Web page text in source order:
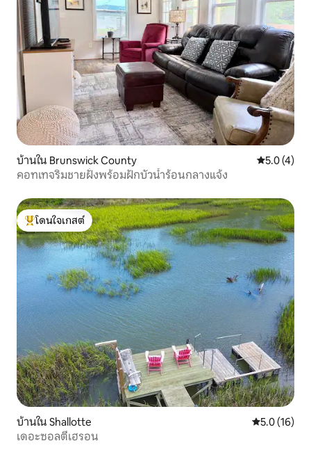
บ้านใน Brunswick County คะแนนเฉลี่
5.0 (4)
คอทเทจริมชายฝั่งพร้อมฝักบัวน้ำร้อนกลางแจ้ง
โดนใจเกสต์ที่สุด
โดนใจเกสต์
บ้านใน Shallotte คะแนนเฉลี่ย
5.0 (16)
เดอะซอลตี้เฮรอน